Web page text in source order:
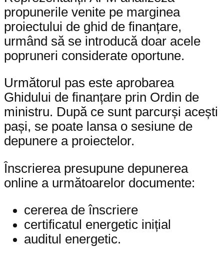
propunerile venite pe marginea
proiectului de ghid de finanțare,
urmând să se introducă doar acele
popruneri considerate oportune.
Următorul pas este aprobarea
Ghidului de finanțare prin Ordin de
ministru. După ce sunt parcurși acești
pași, se poate lansa o sesiune de
depunere a proiectelor.
Înscrierea presupune depunerea
online a următoarelor documente:
cererea de înscriere
certificatul energetic inițial
auditul energetic.